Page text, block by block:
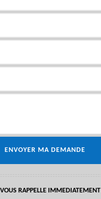
RAPPELLE IMMEDIATEMENT